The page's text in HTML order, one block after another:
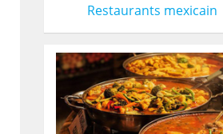
Restaurants mexicain